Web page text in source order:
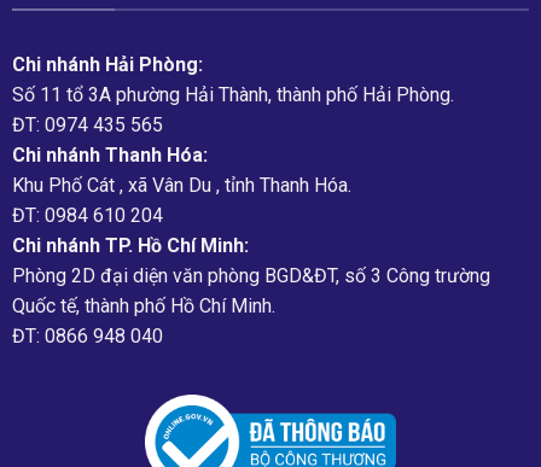
Chi nhánh Hải Phòng:
Số 11 tổ 3A phường Hải Thành, thành phố Hải Phòng.
ĐT: 0974 435 565
Chi nhánh Thanh Hóa:
Khu Phố Cát , xã Vân Du , tỉnh Thanh Hóa.
ĐT: 0984 610 204
Chi nhánh TP. Hồ Chí Minh:
Phòng 2D đại diện văn phòng BGD&ĐT, số 3 Công trường
Quốc tế, thành phố Hồ Chí Minh.
ĐT: 0866 948 040